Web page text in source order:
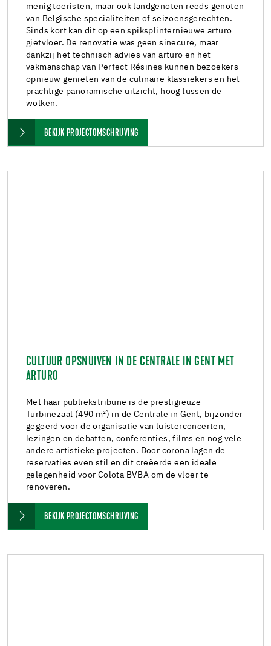
menig toeristen, maar ook landgenoten reeds genoten
van Belgische specialiteiten of seizoensgerechten.
Sinds kort kan dit op een spiksplinternieuwe arturo
gietvloer. De renovatie was geen sinecure, maar
dankzij het technisch advies van arturo en het
vakmanschap van Perfect Résines kunnen bezoekers
opnieuw genieten van de culinaire klassiekers en het
prachtige panoramische uitzicht, hoog tussen de
wolken.
BEKIJK PROJECTOMSCHRIJVING
CULTUUR OPSNUIVEN IN DE CENTRALE IN GENT MET
ARTURO
Met haar publiekstribune is de prestigieuze
Turbinezaal (490 m²) in de Centrale in Gent, bijzonder
gegeerd voor de organisatie van luisterconcerten,
lezingen en debatten, conferenties, films en nog vele
andere artistieke projecten. Door corona lagen de
reservaties even stil en dit creëerde een ideale
gelegenheid voor Colota BVBA om de vloer te
renoveren.
BEKIJK PROJECTOMSCHRIJVING